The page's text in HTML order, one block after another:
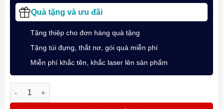
Quà tặng và ưu đãi
Tặng thiệp cho đơn hàng quà tặng
Tặng túi đựng, thắt nơ, gói quà miễn phí
Miễn phí khắc tên, khắc laser lên sản phẩm
Bộ quà bút ký chủ đề “Cá Chép Vượt Vũ Môn” cùng Parker